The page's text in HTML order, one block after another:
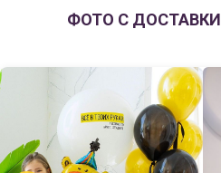
ФОТО С ДОСТАВКИ